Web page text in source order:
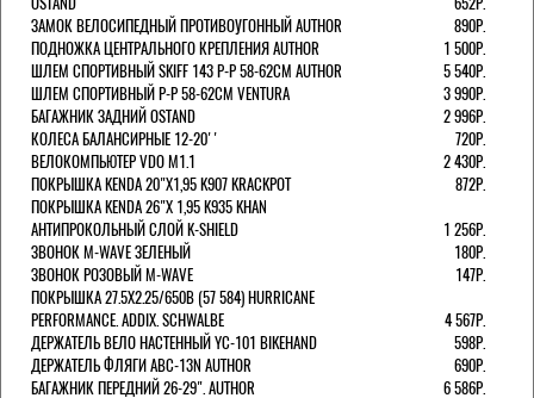
ЗАМОК ВЕЛОСИПЕДНЫЙ ПРОТИВОУГОННЫЙ AUTHOR
890Р.
ПОДНОЖКА ЦЕНТРАЛЬНОГО КРЕПЛЕНИЯ AUTHOR
1 500Р.
ШЛЕМ СПОРТИВНЫЙ SKIFF 143 Р-Р 58-62СМ AUTHOR
5 540Р.
ШЛЕМ СПОРТИВНЫЙ Р-Р 58-62СМ VENTURA
3 990Р.
БАГАЖНИК ЗАДНИЙ OSTAND
2 996Р.
КОЛЕСА БАЛАНСИРНЫЕ 12-20''
720Р.
ВЕЛОКОМПЬЮТЕР VDO M1.1
2 430Р.
ПОКРЫШКА KENDA 20"Х1,95 K907 KRACKPOT
872Р.
ПОКРЫШКА KENDA 26"Х 1,95 K935 KHAN
АНТИПРОКОЛЬНЫЙ СЛОЙ K-SHIELD
1 256Р.
ЗВОНОК M-WAVE ЗЕЛЕНЫЙ
180Р.
ЗВОНОК РОЗОВЫЙ M-WAVE
147Р.
ПОКРЫШКА 27.5X2.25/650B (57 584) HURRICANE
PERFORMANCE. ADDIX. SCHWALBE
4 567Р.
ДЕРЖАТЕЛЬ ВЕЛО НАСТЕННЫЙ YC-101 BIKEHAND
598Р.
ДЕРЖАТЕЛЬ ФЛЯГИ ABC-13N AUTHOR
690Р.
БАГАЖНИК ПЕРЕДНИЙ 26-29". AUTHOR
6 586Р.